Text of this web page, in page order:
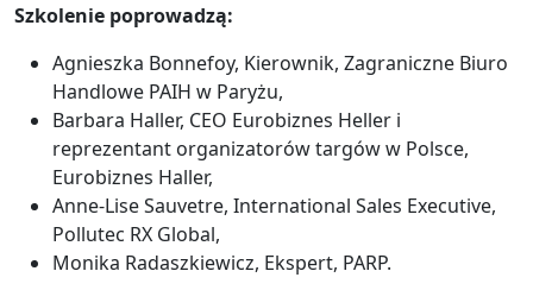
Szkolenie poprowadzą:
Agnieszka Bonnefoy, Kierownik, Zagraniczne Biuro
Handlowe PAIH w Paryżu,
Barbara Haller, CEO Eurobiznes Heller i
reprezentant organizatorów targów w Polsce,
Eurobiznes Haller,
Anne-Lise Sauvetre, International Sales Executive,
Pollutec RX Global,
Monika Radaszkiewicz, Ekspert, PARP.